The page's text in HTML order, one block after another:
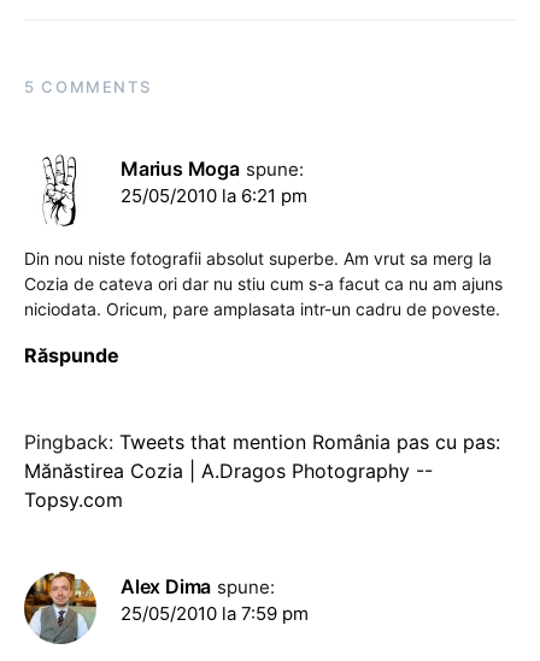
5 COMMENTS
Marius Moga spune:
25/05/2010 la 6:21 pm
Din nou niste fotografii absolut superbe. Am vrut sa merg la
Cozia de cateva ori dar nu stiu cum s-a facut ca nu am ajuns
niciodata. Oricum, pare amplasata intr-un cadru de poveste.
Răspunde
Pingback: Tweets that mention România pas cu pas:
Mănăstirea Cozia | A.Dragos Photography --
Topsy.com
Alex Dima spune:
25/05/2010 la 7:59 pm